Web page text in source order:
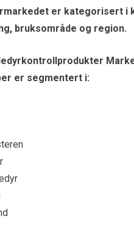
er kategorisert i
bruksområde og region.
er segmentert i: